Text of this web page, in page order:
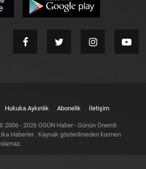
Hukuka Aykırılık Abonelik İletişim
2006 - 2026 OGÜN Haber - Günün Önemli
Haberler . Kaynak gösterilmeden kısmen